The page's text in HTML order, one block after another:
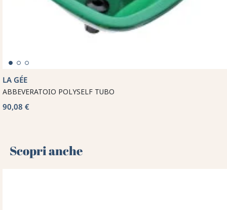
LA GÉE
ABBEVERATOIO POLYSELF TUBO
90,08 €
Scopri anche 🌻